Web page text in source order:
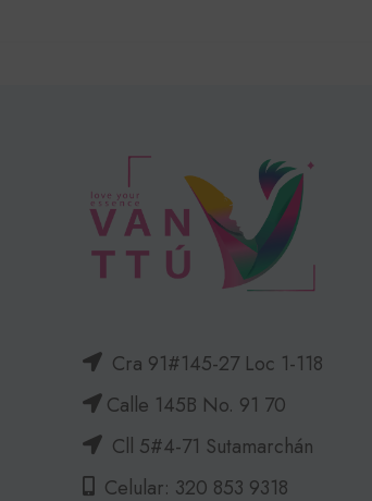
Cra 91#145-27 Loc 1-118
Calle 145B No. 91 70
Cll 5#4-71 Sutamarchán
Celular: 320 853 9318